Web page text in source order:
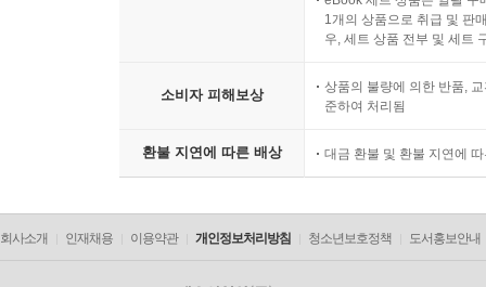
1개의 상품으로 취급 및 판
우, 세트 상품 전부 및 세트
소비자 피해보상
상품의 불량에 의한 반품,
준하여 처리됨
환불 지연에 따른 배상 대금 환불 및 환불 지연에
회사소개 인재채용 이용약관 개인정보처리방침 청소년보호정책 도서홍보안내